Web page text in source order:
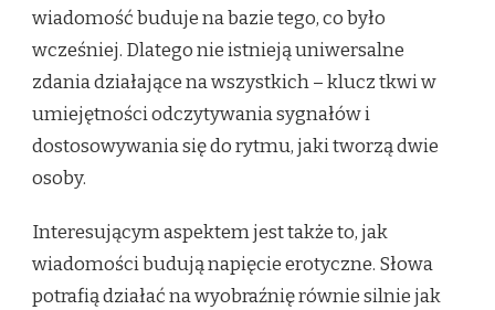
wiadomość buduje na bazie tego, co było
wcześniej. Dlatego nie istnieją uniwersalne
zdania działające na wszystkich – klucz tkwi w
umiejętności odczytywania sygnałów i
dostosowywania się do rytmu, jaki tworzą dwie
osoby.
Interesującym aspektem jest także to, jak
wiadomości budują napięcie erotyczne. Słowa
potrafią działać na wyobraźnię równie silnie jak